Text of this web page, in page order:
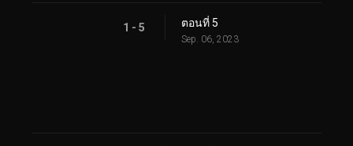
1 - 5 ตอนที่ 5
Sep. 06, 2023